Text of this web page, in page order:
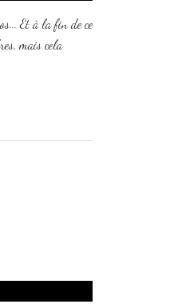
Et à la fin de ce
mais cela